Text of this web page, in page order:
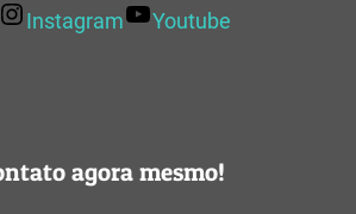
Instagram
Youtube
agora mesmo!